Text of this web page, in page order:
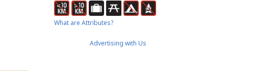
What are Attributes?
Advertising with Us